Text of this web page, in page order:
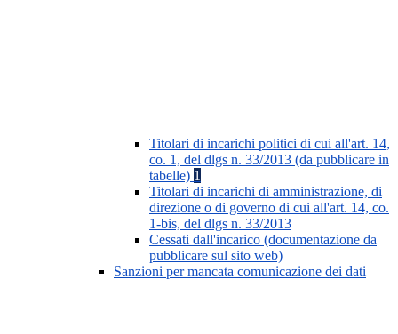
Titolari di incarichi politici di cui all'art. 14,
co. 1, del dlgs n. 33/2013 (da pubblicare in
tabelle) 1
Titolari di incarichi di amministrazione, di
direzione o di governo di cui all'art. 14, co.
1-bis, del dlgs n. 33/2013
Cessati dall'incarico (documentazione da
pubblicare sul sito web)
Sanzioni per mancata comunicazione dei dati